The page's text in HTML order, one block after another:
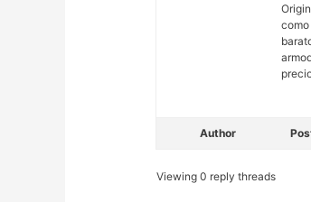
como
Author
Viewing 0 reply threads